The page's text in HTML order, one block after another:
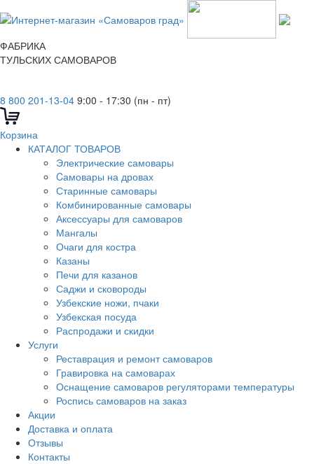
ФАБРИКА
ТУЛЬСКИХ САМОВАРОВ
8 800 201-13-04 9:00 - 17:30 (пн - пт)
Корзина
КАТАЛОГ ТОВАРОВ
Электрические самовары
Cамовары на дровах
Старинные самовары
Комбинированные самовары
Аксессуары для самоваров
Мангалы
Очаги для костра
Казаны
Печи для казанов
Саджи и сковороды
Узбекские ножи, пчаки
Узбекская посуда
Распродажи и скидки
Услуги
Реставрация и ремонт самоваров
Гравировка на самоварах
Оснащение самоваров регуляторами температуры
Роспись самоваров на заказ
Акции
Доставка и оплата
Отзывы
Контакты